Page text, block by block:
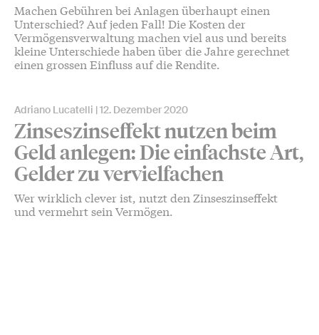
Machen Gebühren bei Anlagen überhaupt einen
Unterschied? Auf jeden Fall! Die Kosten der
Vermögensverwaltung machen viel aus und bereits
kleine Unterschiede haben über die Jahre gerechnet
einen grossen Einfluss auf die Rendite.
Adriano Lucatelli 12. Dezember 2020
Zinseszinseffekt nutzen beim
Geld anlegen: Die einfachste Art,
Gelder zu vervielfachen
Wer wirklich clever ist, nutzt den Zinseszinseffekt
und vermehrt sein Vermögen.